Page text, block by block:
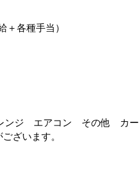
＋各種手当）
ジ エアコン その他 カー
ざいます。